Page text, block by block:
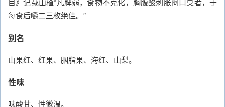
每食后嚼二三枚绝佳。”
别名
山果红、红果、胭脂果、海红、山梨。
性味
味酸甘、性微温。